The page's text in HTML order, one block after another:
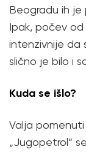
Beogradu ih je
Ipak, počev
intenzivnije da
slično je bilo i
Kuda se išlo?
Valja
„Jugopetrol“